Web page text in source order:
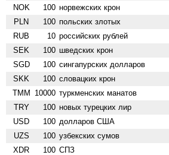
NOK 100 норвежских крон
PLN 100 польских злотых
RUB 10 российских рублей
SEK 100 шведских крон
SGD 100 сингапурских долларов
SKK 100 словацких крон
TMM 10000 туркменских манатов
TRY 100 новых турецких лир
USD 100 долларов США
UZS 100 узбекских сумов
XDR 100 СПЗ